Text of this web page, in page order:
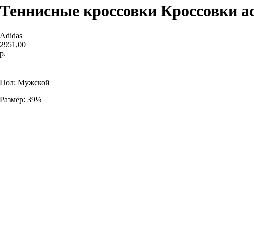
Теннисные кроссовки Кроссовки
Adidas
2951,00
р.
Пол: Мужской
Размер: 39⅓